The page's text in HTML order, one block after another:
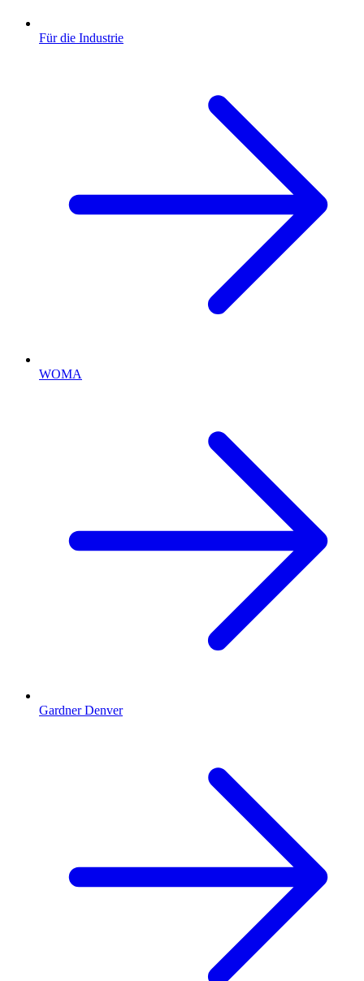
Für die Industrie
WOMA
Gardner Denver